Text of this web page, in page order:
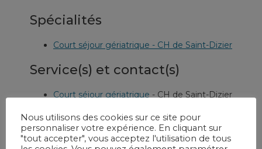
Spécialités
Court séjour gériatrique - CH de Saint-Dizier
Service(s) et contact(s)
Court séjour gériatrique - CH de Saint-Dizier
Nous utilisons des cookies sur ce site pour
personnaliser votre expérience. En cliquant sur
"tout accepter", vous acceptez l'utilisation de tous